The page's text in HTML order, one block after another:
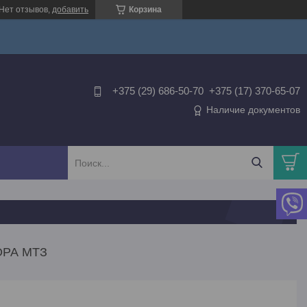
Корзина
отзывов, добавить
+375 (29) 686-50-70 +375 (17) 370-65-07
Наличие документов
МТЗ